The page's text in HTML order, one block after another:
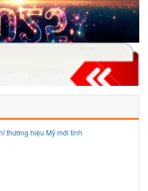
thương hiệu Mỹ mới tinh